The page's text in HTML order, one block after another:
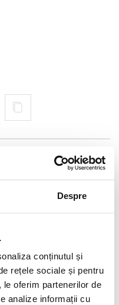
Despre
conținutul și
rețele sociale și pentru
oferim partenerilor de
analize informații cu